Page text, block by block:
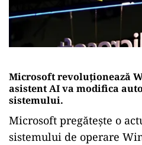
Microsoft revoluționează
asistent AI va modifica
sistemului.
Microsoft pregătește o
sistemului de operare